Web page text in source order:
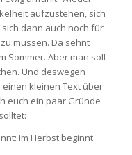
aufzustehen, sich
dann auch noch für
müssen. Da sehnt
Sommer. Aber man soll
Und deswegen
einen kleinen Text über
euch ein paar Gründe
Im Herbst beginnt